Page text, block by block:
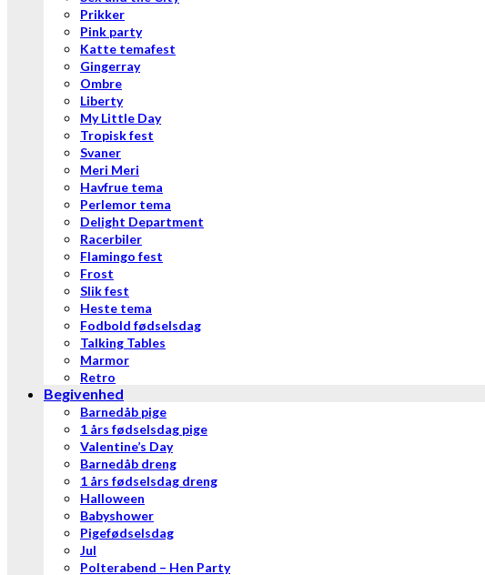
Prikker
Pink party
Katte temafest
Gingerray
Ombre
Liberty
My Little Day
Tropisk fest
Svaner
Meri Meri
Havfrue tema
Perlemor tema
Delight Department
Racerbiler
Flamingo fest
Frost
Slik fest
Heste tema
Fodbold fødselsdag
Talking Tables
Marmor
Retro
Begivenhed
Barnedåb pige
1 års fødselsdag pige
Valentine’s Day
Barnedåb dreng
1 års fødselsdag dreng
Halloween
Babyshower
Pigefødselsdag
Jul
Polterabend – Hen Party